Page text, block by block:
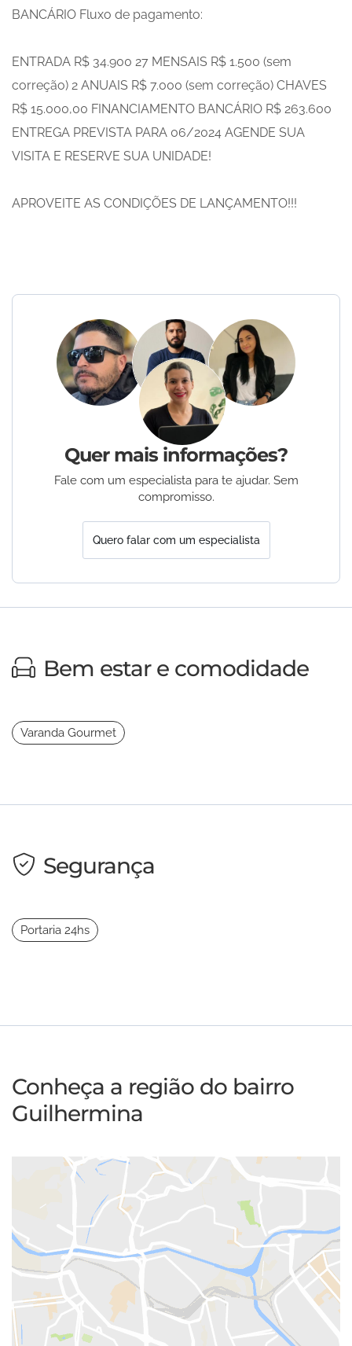
BANCÁRIO Fluxo de pagamento:
ENTRADA R$ 34.900 27 MENSAIS R$ 1.500 (sem
correção) 2 ANUAIS R$ 7.000 (sem correção) CHAVES
R$ 15.000,00 FINANCIAMENTO BANCÁRIO R$ 263.600
ENTREGA PREVISTA PARA 06/2024 AGENDE SUA
VISITA E RESERVE SUA UNIDADE!
APROVEITE AS CONDIÇÕES DE LANÇAMENTO!!!
Quer mais informações?
Fale com um especialista para te ajudar. Sem
compromisso.
Quero falar com um especialista
Bem estar e comodidade
Varanda Gourmet
Segurança
Portaria 24hs
Conheça a região do bairro
Guilhermina